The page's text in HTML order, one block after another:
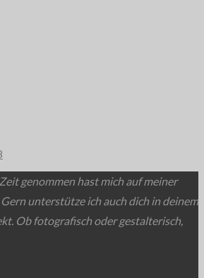
genommen hast mich auf meiner
unterstütze ich auch dich in deinem
Ob fotografisch oder gestalterisch,